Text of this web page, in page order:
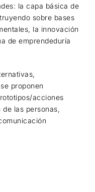
la capa básica de
sobre bases
la innovación
de emprendeduría
proponen
acciones
las personas,